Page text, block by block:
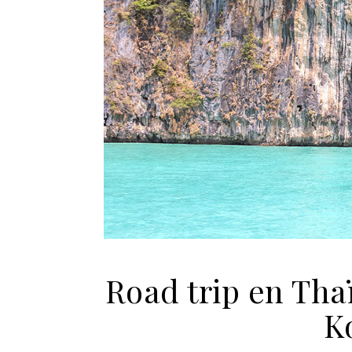
Road trip en